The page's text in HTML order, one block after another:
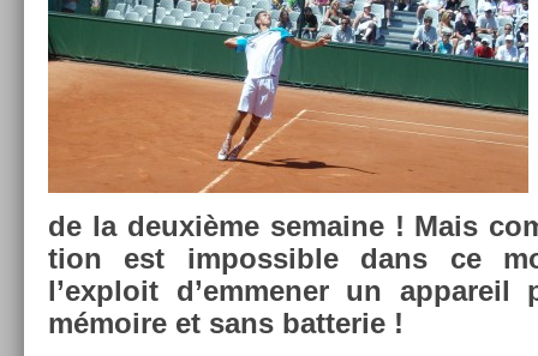
de la deuxième semaine ! Mais
tion est im­pos­sible dans ce
l’exploit d’em­men­er un ap­pareil
mémoire et sans bat­terie !